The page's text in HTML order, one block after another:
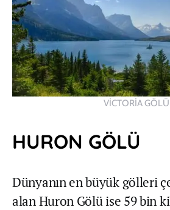
VİCTORİA GÖLÜ
HURON GÖLÜ
Dünyanın en büyük gölleri
alan Huron Gölü ise 59 bin